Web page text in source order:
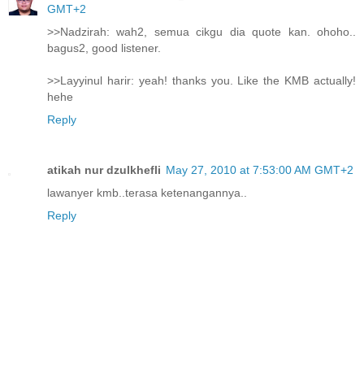
GMT+2
>>Nadzirah: wah2, semua cikgu dia quote kan. ohoho..
bagus2, good listener.
>>Layyinul harir: yeah! thanks you. Like the KMB actually!
hehe
Reply
atikah nur dzulkhefli May 27, 2010 at 7:53:00 AM GMT+2
lawanyer kmb..terasa ketenangannya..
Reply